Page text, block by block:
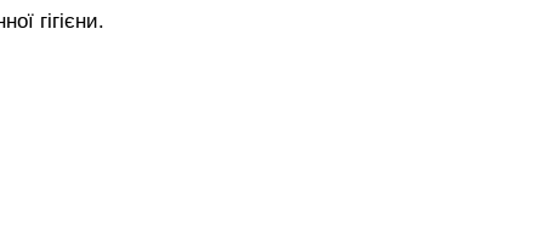
гігієни.